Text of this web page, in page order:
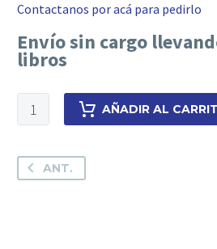
Contactanos por acá para pedirlo
Envío sin cargo
libros
Prueba
penal
culpa
cantidad
AÑADIR AL
ANT.